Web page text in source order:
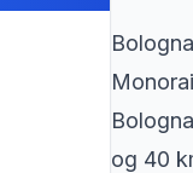
og 40